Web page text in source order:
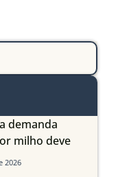
demanda
milho deve
aumento da
2026